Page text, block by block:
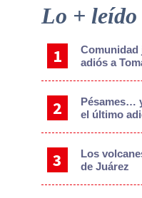
Primary
Sidebar
Lo + leído
Comunidad
adiós a
Pésames…
el último
Los
de Juárez